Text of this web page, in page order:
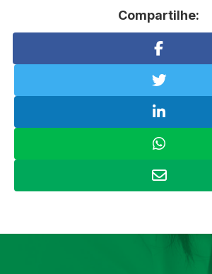
Compartilhe: